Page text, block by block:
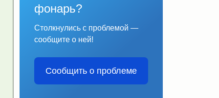
фонарь?
Столкнулись с проблемой —
сообщите о ней!
Сообщить о проблеме